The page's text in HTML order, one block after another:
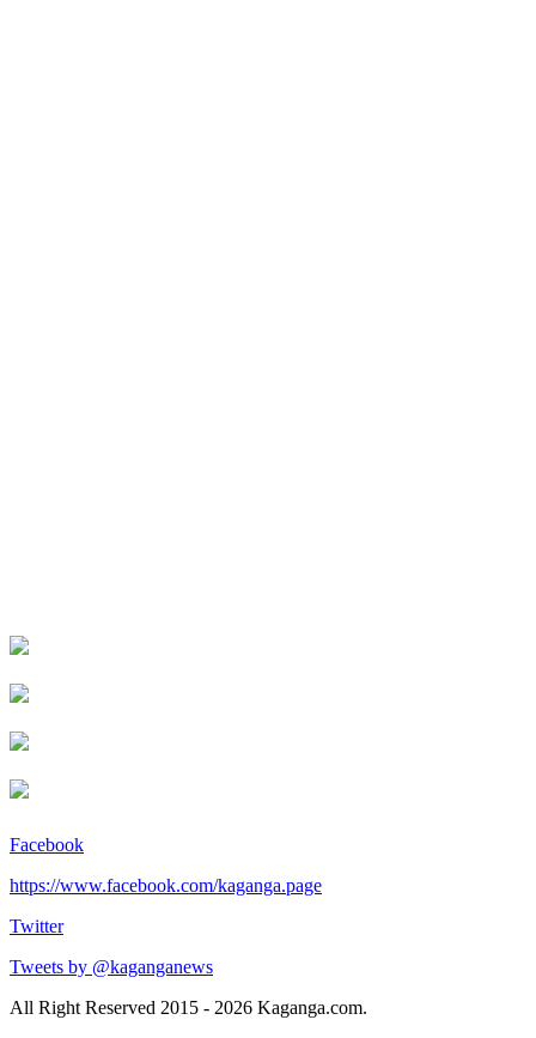
Facebook
https://www.facebook.com/kaganga.page
Twitter
Tweets by @kaganganews
All Right Reserved 2015 - 2026 Kaganga.com.